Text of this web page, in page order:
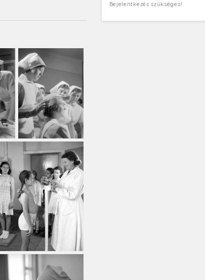
Bejelentkezés szükséges!